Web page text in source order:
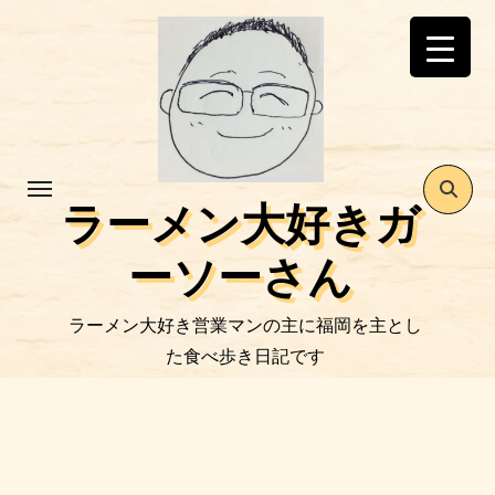
ラーメン大好きガ
ーソーさん
ラーメン大好き営業マンの主に福岡を主とし
た食べ歩き日記です